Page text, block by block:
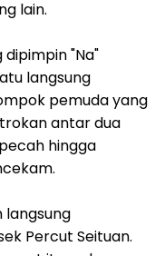
lain.
"Na"
langsung
pemuda yang
antar dua
hingga
langsung
Percut Seituan.